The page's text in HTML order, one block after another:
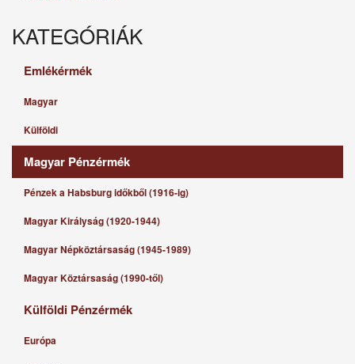
KATEGÓRIÁK
Emlékérmék
Magyar
Külföldi
Magyar Pénzérmék
Pénzek a Habsburg időkből (1916-ig)
Magyar Királyság (1920-1944)
Magyar Népköztársaság (1945-1989)
Magyar Köztársaság (1990-től)
Külföldi Pénzérmék
Európa